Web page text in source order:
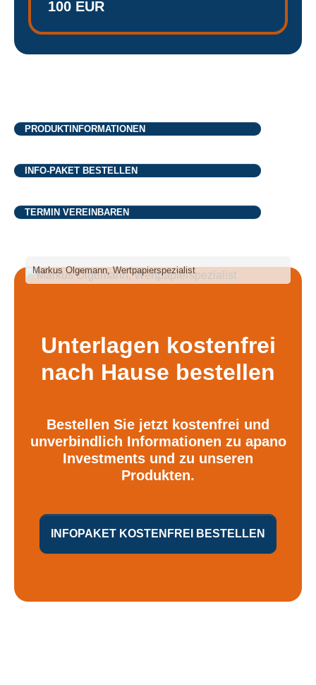
100 EUR
PRODUKTINFORMATIONEN
INFO-PAKET BESTELLEN
TERMIN VEREINBAREN
Markus Olgemann, Wertpapierspezialist
Unterlagen kostenfrei
nach Hause bestellen
Bestellen Sie jetzt kostenfrei und
unverbindlich Informationen zu apano
Investments und zu unseren
Produkten.
INFOPAKET KOSTENFREI BESTELLEN